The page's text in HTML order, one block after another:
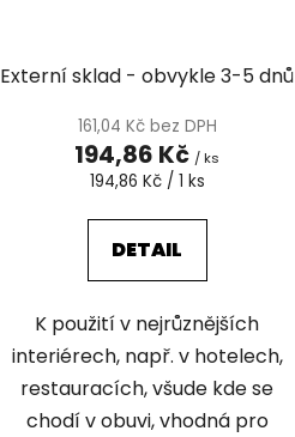
Externí sklad - obvykle 3-5 dnů
161,04 Kč bez DPH
194,86 Kč / ks
Měrná
194,86 Kč / 1 ks
DETAIL
K použití v nejrůznějších
interiérech, např. v hotelech,
restauracích, všude kde se
chodí v obuvi, vhodná pro